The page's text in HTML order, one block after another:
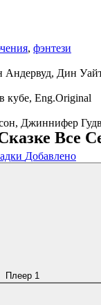
, фэнтези
Андервуд, Дин
кубе, Eng.Original
Джиннифер
Все
Добавлено
Плеер 1